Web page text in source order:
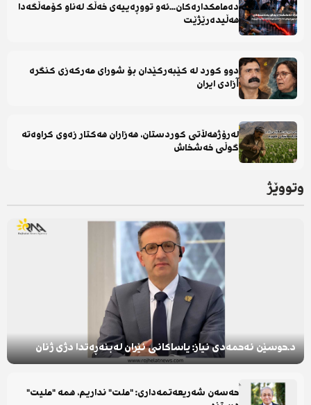
دەمامکدارەکان...ئەو تووڕەییەی خەڵک لەناو کۆمەڵگەدا
هەڵیدەرێژێت
دوو کورد لە کێبەرکێدان بۆ شورای مەرکەزی کنگرە
آزادی ایران
لەرۆژهەڵاتی کوردستان، هەزاران هەکتار زەوی کراوەتە
گوڵی خەشخاش
وتووێژ
د.حوسێن ئەحمەدی نیاز: یاساکانی ئێران لەبنەڕەتدا دژی ژنان
حەسەن شەریعەتمەداری: "ملت" نداریم، همە "ملیت"